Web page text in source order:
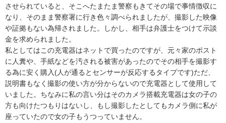
させられていると、そこへたまたま警察もきてその場で事情徴収に
なり、そのまま警察署に行き色々調べられましたが、撮影した映像
や証拠もない為帰されました。しかし、相手は弁護士をつけて示談
金を求められました。
私としてはこの充電器はネットで買ったのですが、元々家のポスト
に人糞や、手紙などを汚される被害があったのでその相手を撮影す
る為に安く購入(人が通るとセンサーが反応するタイプです)ただ、
説明書もなく撮影の使い方が分からないので充電器として使用して
いました。ちなみに私の言い分はそのカメラ搭載充電器は女の子の
方も向けたつもりはないし、もし撮影したとしてもカメラ側に私が
座っていたので女の子もうつっていません。